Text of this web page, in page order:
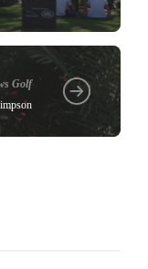
Golf